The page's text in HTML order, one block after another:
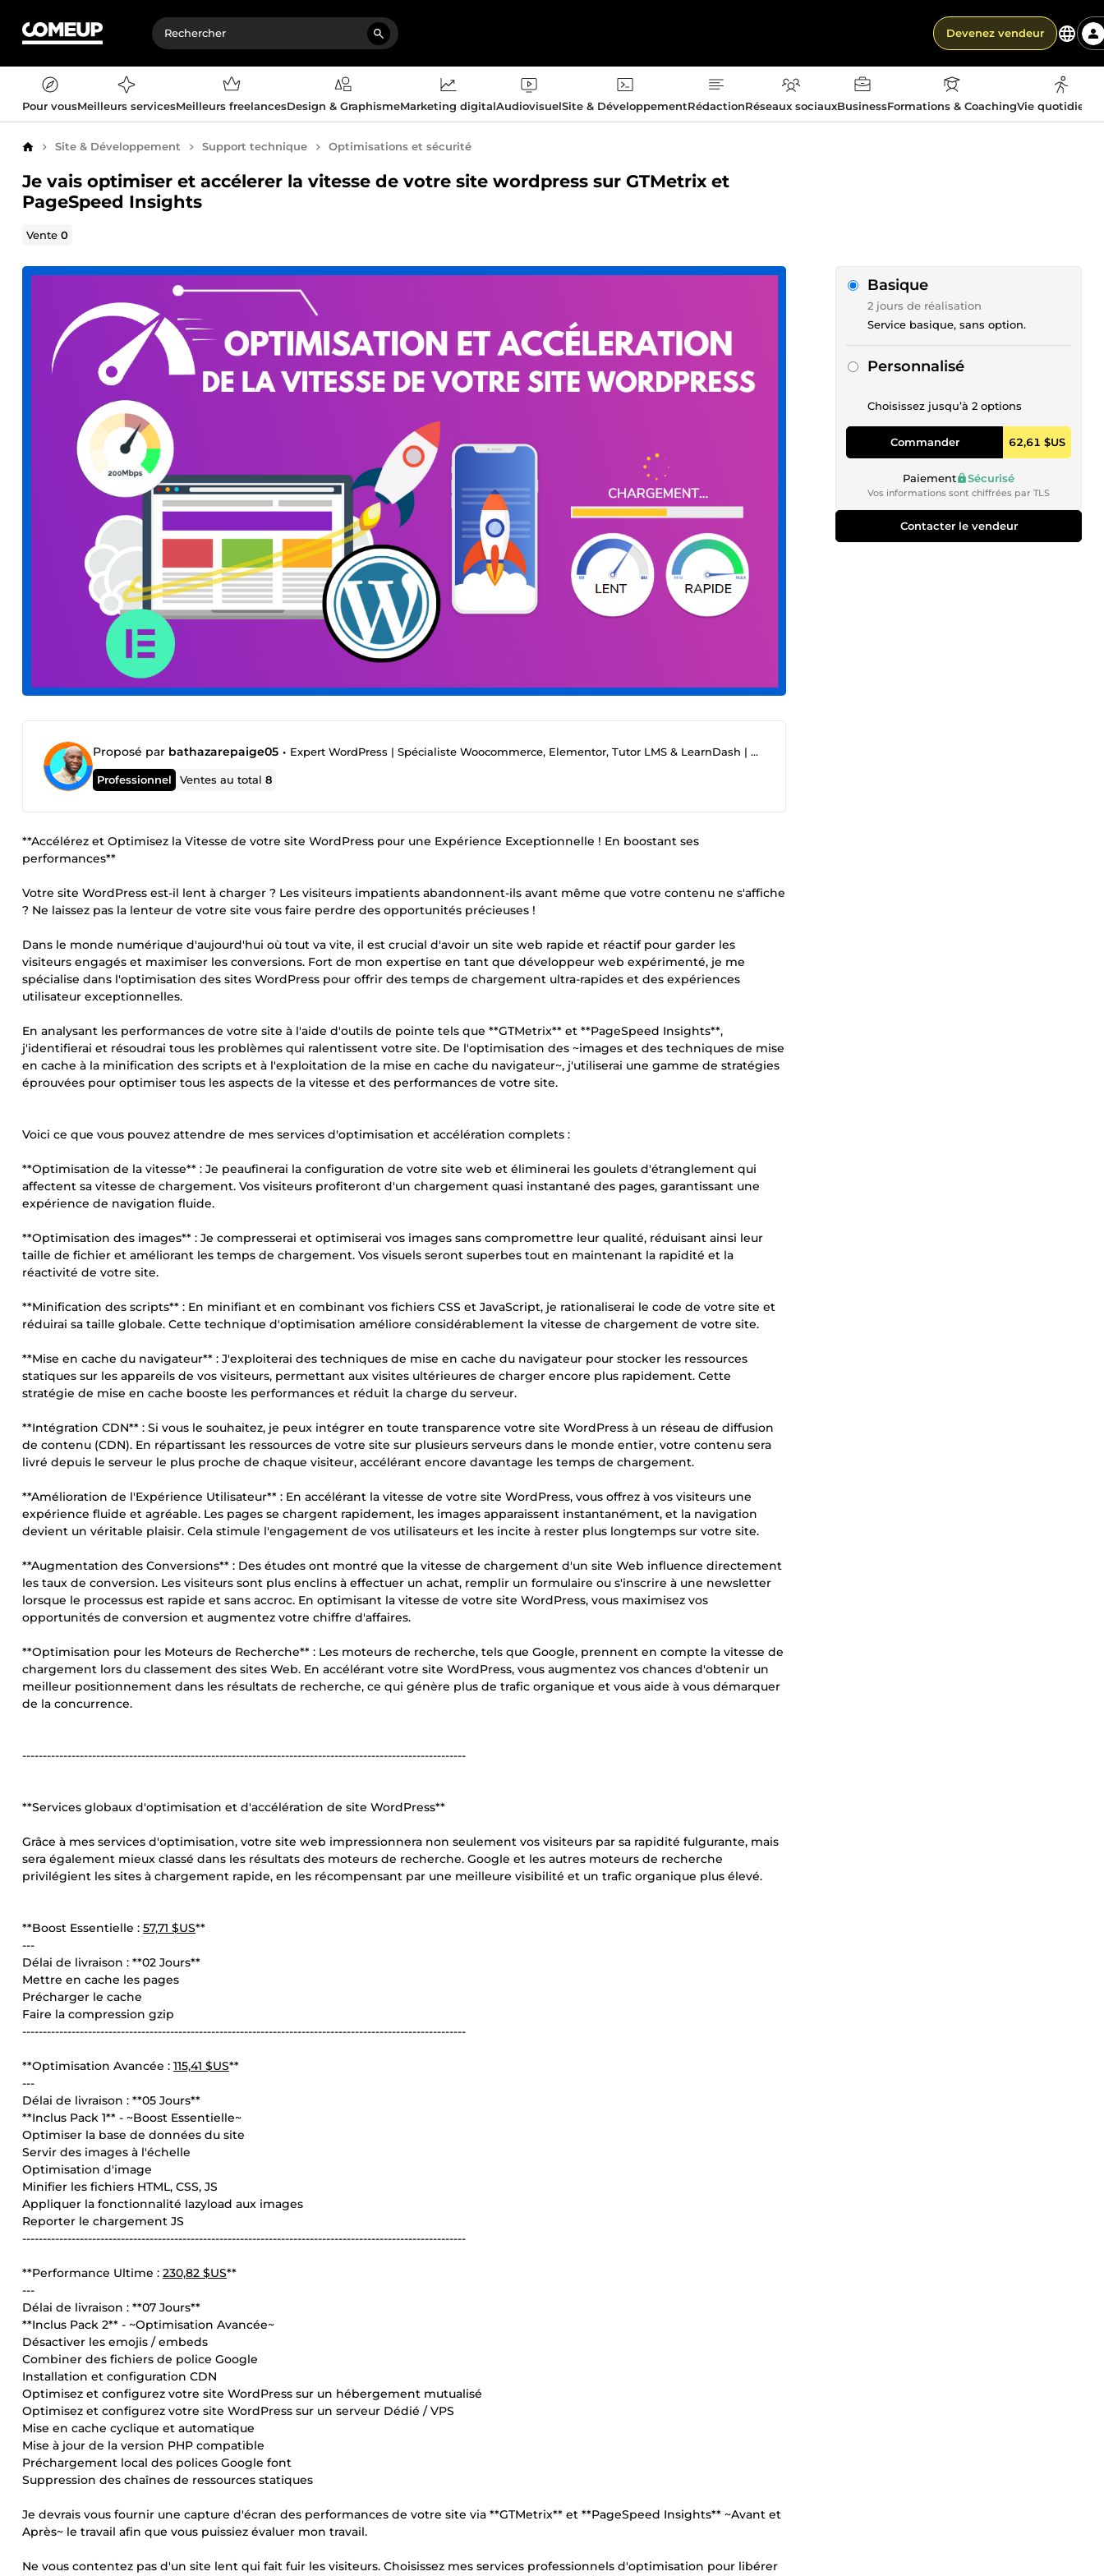
Devenez vendeur
Pour vousMeilleurs servicesMeilleurs freelancesDesign & GraphismeMarketing digitalAudiovisuelSite & DéveloppementRédactionRéseaux sociauxBusinessFormations & CoachingVie
AccueilSite & Développement Support technique Optimisations et sécurité
Je vais optimiser et accélerer la vitesse de votre site wordpress sur GTMetrix et
PageSpeed Insights
Vente0
Proposé par bathazarepaige05 • Expert WordPress | Spécialiste Woocommerce, Elementor, Tutor LMS & LearnDash | Réseaux Sociaux
Professionnel Ventes au total8
**Accélérez et Optimisez la Vitesse de votre site WordPress pour une Expérience Exceptionnelle ! En boostant ses
performances**
Votre site WordPress est-il lent à charger ? Les visiteurs impatients abandonnent-ils avant même que votre contenu ne s'affiche
? Ne laissez pas la lenteur de votre site vous faire perdre des opportunités précieuses !
Dans le monde numérique d'aujourd'hui où tout va vite, il est crucial d'avoir un site web rapide et réactif pour garder les
visiteurs engagés et maximiser les conversions. Fort de mon expertise en tant que développeur web expérimenté, je me
spécialise dans l'optimisation des sites WordPress pour offrir des temps de chargement ultra-rapides et des expériences
utilisateur exceptionnelles.
En analysant les performances de votre site à l'aide d'outils de pointe tels que **GTMetrix** et **PageSpeed Insights**,
j'identifierai et résoudrai tous les problèmes qui ralentissent votre site. De l'optimisation des ~images et des techniques de mise
en cache à la minification des scripts et à l'exploitation de la mise en cache du navigateur~, j'utiliserai une gamme de stratégies
éprouvées pour optimiser tous les aspects de la vitesse et des performances de votre site.
Voici ce que vous pouvez attendre de mes services d'optimisation et accélération complets :
**Optimisation de la vitesse** : Je peaufinerai la configuration de votre site web et éliminerai les goulets d'étranglement qui
affectent sa vitesse de chargement. Vos visiteurs profiteront d'un chargement quasi instantané des pages, garantissant une
expérience de navigation fluide.
**Optimisation des images** : Je compresserai et optimiserai vos images sans compromettre leur qualité, réduisant ainsi leur
taille de fichier et améliorant les temps de chargement. Vos visuels seront superbes tout en maintenant la rapidité et la
réactivité de votre site.
**Minification des scripts** : En minifiant et en combinant vos fichiers CSS et JavaScript, je rationaliserai le code de votre site et
réduirai sa taille globale. Cette technique d'optimisation améliore considérablement la vitesse de chargement de votre site.
**Mise en cache du navigateur** : J'exploiterai des techniques de mise en cache du navigateur pour stocker les ressources
statiques sur les appareils de vos visiteurs, permettant aux visites ultérieures de charger encore plus rapidement. Cette
stratégie de mise en cache booste les performances et réduit la charge du serveur.
**Intégration CDN** : Si vous le souhaitez, je peux intégrer en toute transparence votre site WordPress à un réseau de diffusion
de contenu (CDN). En répartissant les ressources de votre site sur plusieurs serveurs dans le monde entier, votre contenu sera
livré depuis le serveur le plus proche de chaque visiteur, accélérant encore davantage les temps de chargement.
**Amélioration de l'Expérience Utilisateur** : En accélérant la vitesse de votre site WordPress, vous offrez à vos visiteurs une
expérience fluide et agréable. Les pages se chargent rapidement, les images apparaissent instantanément, et la navigation
devient un véritable plaisir. Cela stimule l'engagement de vos utilisateurs et les incite à rester plus longtemps sur votre site.
**Augmentation des Conversions** : Des études ont montré que la vitesse de chargement d'un site Web influence directement
les taux de conversion. Les visiteurs sont plus enclins à effectuer un achat, remplir un formulaire ou s'inscrire à une newsletter
lorsque le processus est rapide et sans accroc. En optimisant la vitesse de votre site WordPress, vous maximisez vos
opportunités de conversion et augmentez votre chiffre d'affaires.
**Optimisation pour les Moteurs de Recherche** : Les moteurs de recherche, tels que Google, prennent en compte la vitesse de
chargement lors du classement des sites Web. En accélérant votre site WordPress, vous augmentez vos chances d'obtenir un
meilleur positionnement dans les résultats de recherche, ce qui génère plus de trafic organique et vous aide à vous démarquer
de la concurrence.
------------------------------------------------------------------------------------------------------------
**Services globaux d'optimisation et d'accélération de site WordPress**
Grâce à mes services d'optimisation, votre site web impressionnera non seulement vos visiteurs par sa rapidité fulgurante, mais
sera également mieux classé dans les résultats des moteurs de recherche. Google et les autres moteurs de recherche
privilégient les sites à chargement rapide, en les récompensant par une meilleure visibilité et un trafic organique plus élevé.
**Boost Essentielle : 57,71 $US**
---
Délai de livraison : **02 Jours**
Mettre en cache les pages
Précharger le cache
Faire la compression gzip
------------------------------------------------------------------------------------------------------------
**Optimisation Avancée : 115,41 $US**
---
Délai de livraison : **05 Jours**
**Inclus Pack 1** - ~Boost Essentielle~
Optimiser la base de données du site
Servir des images à l'échelle
Optimisation d'image
Minifier les fichiers HTML, CSS, JS
Appliquer la fonctionnalité lazyload aux images
Reporter le chargement JS
------------------------------------------------------------------------------------------------------------
**Performance Ultime : 230,82 $US**
---
Délai de livraison : **07 Jours**
**Inclus Pack 2** - ~Optimisation Avancée~
Désactiver les emojis / embeds
Combiner des fichiers de police Google
Installation et configuration CDN
Optimisez et configurez votre site WordPress sur un hébergement mutualisé
Optimisez et configurez votre site WordPress sur un serveur Dédié / VPS
Mise en cache cyclique et automatique
Mise à jour de la version PHP compatible
Préchargement local des polices Google font
Suppression des chaînes de ressources statiques
Je devrais vous fournir une capture d'écran des performances de votre site via **GTMetrix** et **PageSpeed Insights** ~Avant et
Après~ le travail afin que vous puissiez évaluer mon travail.
Ne vous contentez pas d'un site lent qui fait fuir les visiteurs. Choisissez mes services professionnels d'optimisation pour libérer
Basique
2 jours de réalisation
Service basique, sans option.
Personnalisé
Choisissez jusqu’à 2 options
Commander 62,61 $US
Paiement Sécurisé
Vos informations sont chiffrées par TLS
Contacter le vendeur